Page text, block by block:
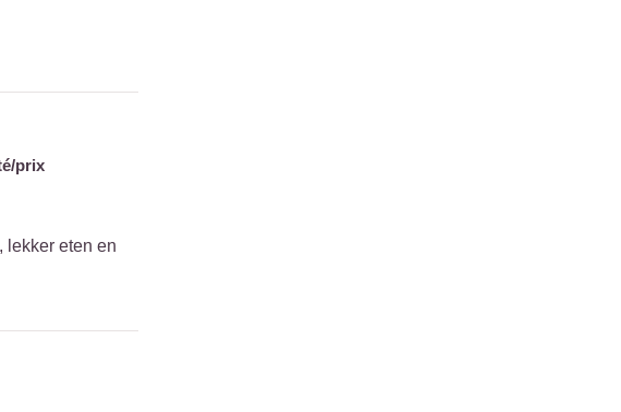
prix
lekker eten en